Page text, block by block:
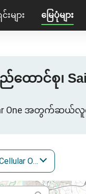
များ မြေပုံများ
ောင်စု၊
One အတွက်ဆယ်လူလာ
Cellular One